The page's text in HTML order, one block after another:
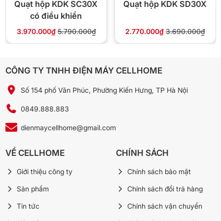
Bảo hành 12 tháng chính hãng
🏪 Vì sao mua Tico HB400 tại
Cellhome
✅ Hàng chính hãng 100%, xuất hóa đơn VAT đầy đủ
300.000đ
🔄 Đổi trả miễn phí trong 10 ngày nếu lỗi nhà sản xuất
🛡️ Bảo hành 12 tháng – Tico là hãng linh kiện sẵn, sửa
Quạt hộp KDK SC30X
có điều khiển
3.970.000₫ 5.790.000₫
Quạt hộp KDK SD30X
2.770.000₫ 3.690.000₫
CÔNG TY TNHH ĐIỆN MÁY CELLHOME
Số 154 phố Văn Phúc, Phường Kiến Hưng, TP Hà Nội
0849.888.883
dienmaycellhome@gmail.com
VỀ CELLHOME
Giới thiệu công ty
Sản phẩm
Tin tức
CHÍNH SÁCH
Chính sách bảo mật
Chính sách đổi trả hàng
Chính sách vận chuyển